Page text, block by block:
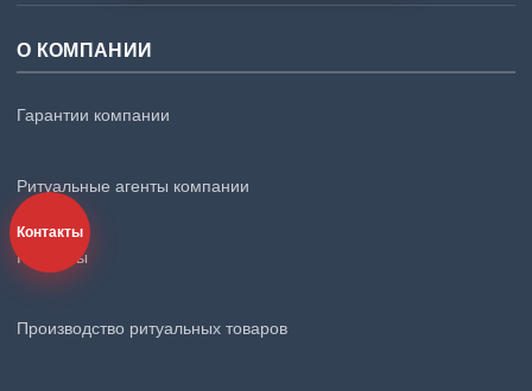
О КОМПАНИИ
Гарантии компании
Ритуальные агенты компании
Контакты
Производство ритуальных товаров
Контакты